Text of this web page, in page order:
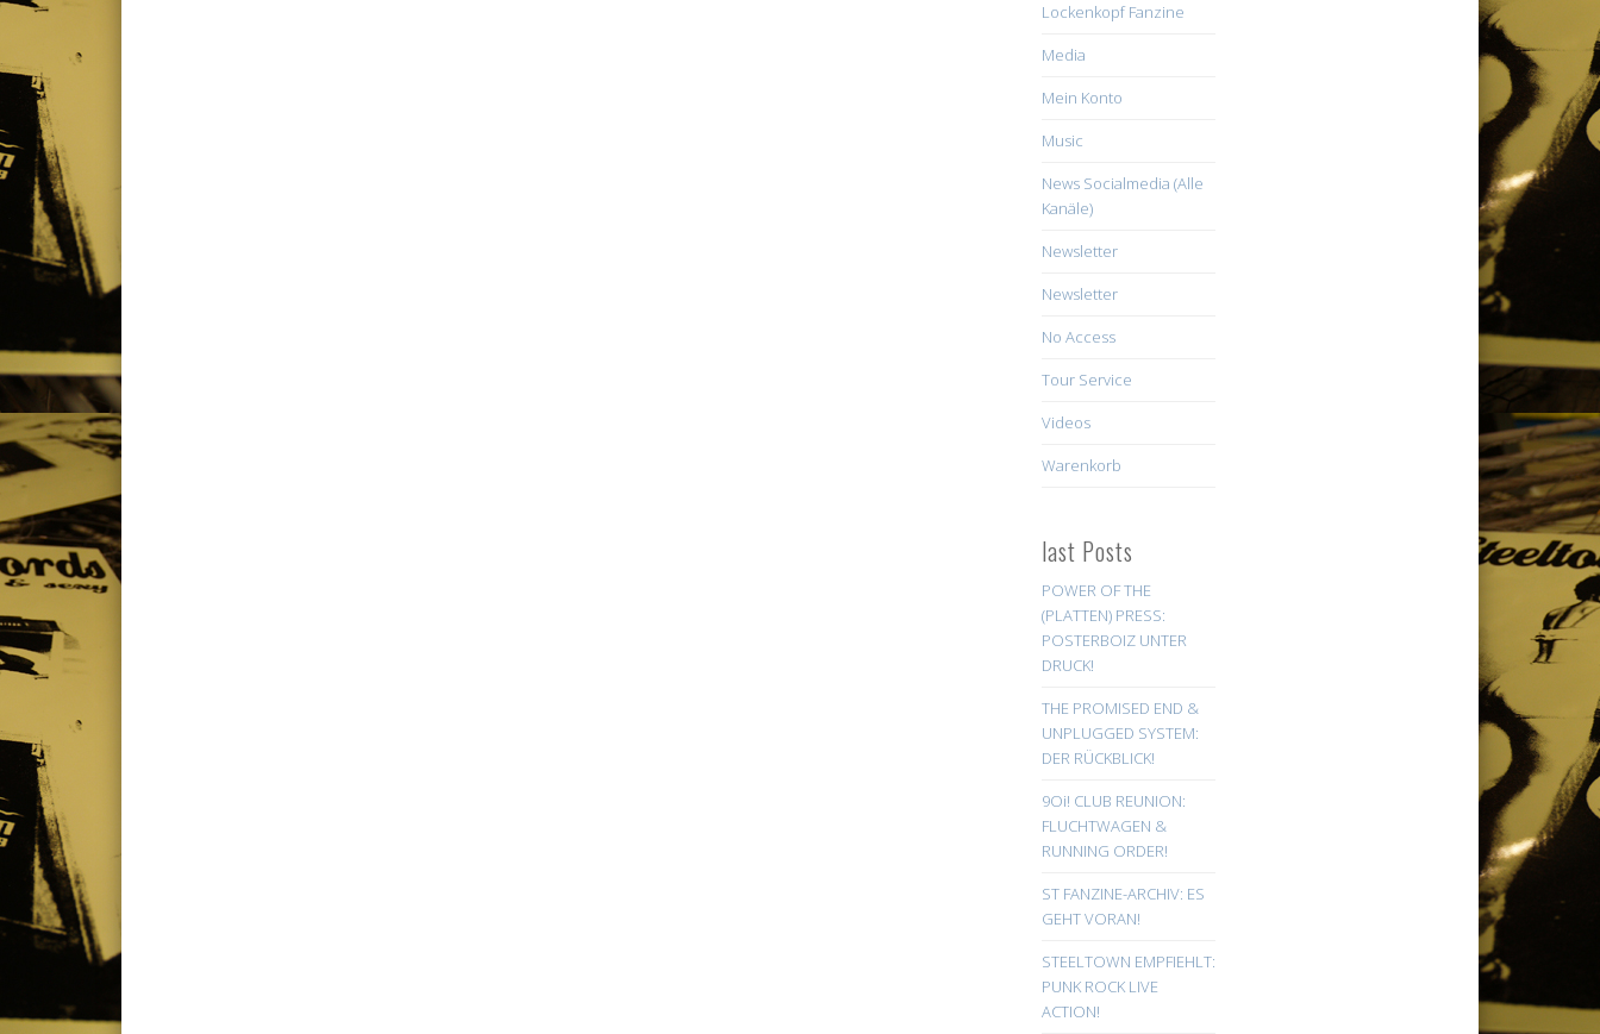
Lockenkopf Fanzine
Media
Mein Konto
Music
News Socialmedia (Alle
Kanäle)
Newsletter
Newsletter
No Access
Tour Service
Videos
Warenkorb
last Posts
POWER OF THE
(PLATTEN) PRESS:
POSTERBOIZ UNTER
DRUCK!
THE PROMISED END &
UNPLUGGED SYSTEM:
DER RÜCKBLICK!
9Oi! CLUB REUNION:
FLUCHTWAGEN &
RUNNING ORDER!
ST FANZINE-ARCHIV: ES
GEHT VORAN!
STEELTOWN EMPFIEHLT:
PUNK ROCK LIVE
ACTION!